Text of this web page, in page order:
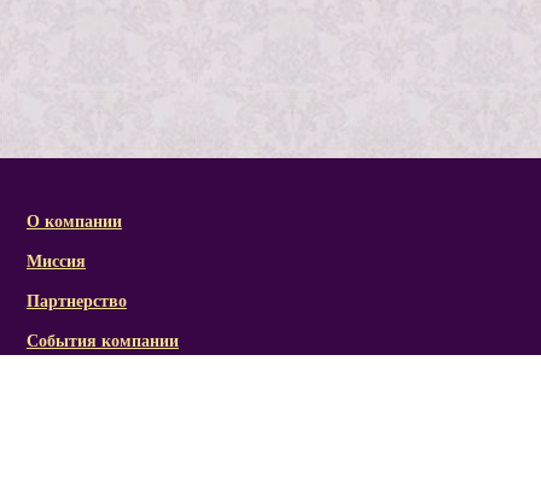
О компании
Миссия
Партнерство
События компании